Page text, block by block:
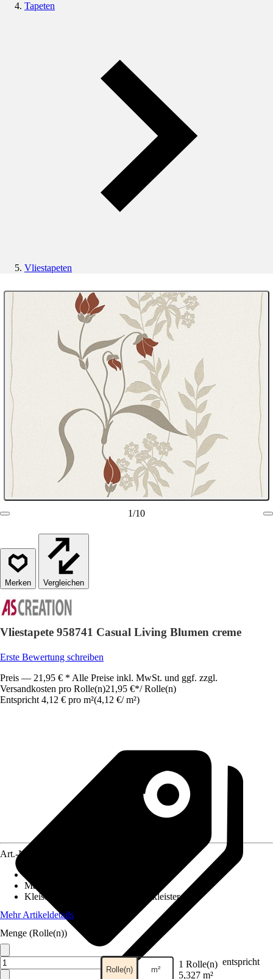
Tapeten
Vliestapeten
1/10
Vergleichen
Vliestapete 958741 Casual Living Blumen creme
Erste Bewertung schreiben
Preis — 21,95 € * Alle Preise inkl. MwSt. und ggf. zzgl.
Versandkosten pro Rolle(n)21,95 €*/ Rolle(n)
Entspricht 4,12 € pro m²(4,12 €/ m²)
Art.-Nr.
Maße (BxH)
Kleisterempfehlung
Vliestapetenkleister
Mehr Artikeldetails
Menge (Rolle(n))
Rolle(n) m² 1 Rolle(n) entspricht
5,327 m²